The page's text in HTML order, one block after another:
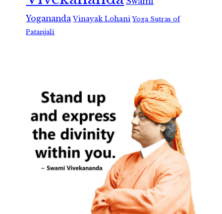
Yogananda Vinayak Lohani Yoga Sutras of
Patanjali